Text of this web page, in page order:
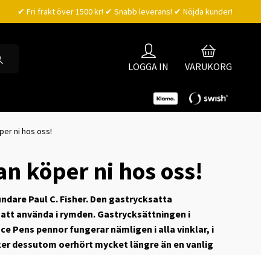
✔ Fri frakt över 1500 kr! ✔ Snabb leverans! ✔ Nöjda kunder!
LOGGA IN VARUKORG
ni hos oss!
köper ni hos oss!
Paul C. Fisher. Den gastrycksatta
använda i rymden. Gastrycksättningen i
Pens pennor fungerar nämligen i alla vinklar, i
dessutom oerhört mycket längre än en vanlig